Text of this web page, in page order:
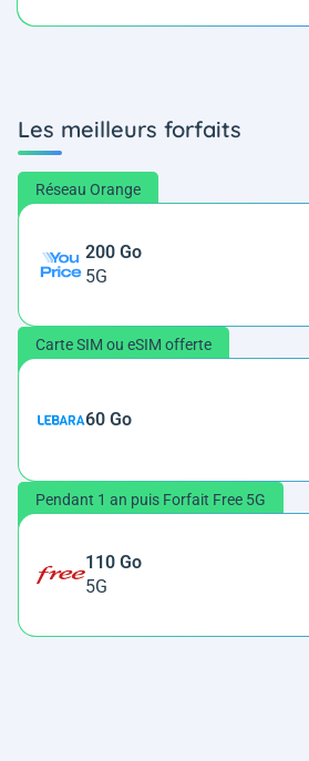
Les meilleurs forfaits
Réseau Orange
200 Go
5G
Carte SIM ou eSIM offerte
60 Go
Pendant 1 an puis Forfait Free 5G
110 Go
5G